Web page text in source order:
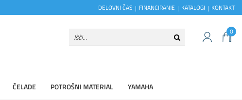
DELOVNI ČAS FINANCIRANJE KATALOGI KONTAKT
0
ČELADE POTROŠNI MATERIAL YAMAHA